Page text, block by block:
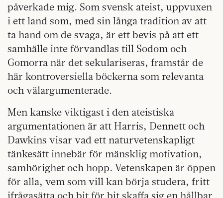
påverkade mig. Som svensk ateist, uppvuxen
i ett land som, med sin långa tradition av att
ta hand om de svaga, är ett bevis på att ett
samhälle inte förvandlas till Sodom och
Gomorra när det sekulariseras, framstår de
här kontroversiella böckerna som relevanta
och välargumenterade.
Men kanske viktigast i den ateistiska
argumentationen är att Harris, Dennett och
Dawkins visar vad ett naturvetenskapligt
tänkesätt innebär för mänsklig motivation,
samhörighet och hopp. Vetenskapen är öppen
för alla, vem som vill kan börja studera, fritt
ifrågasätta och bit för bit skaffa sig en hållbar